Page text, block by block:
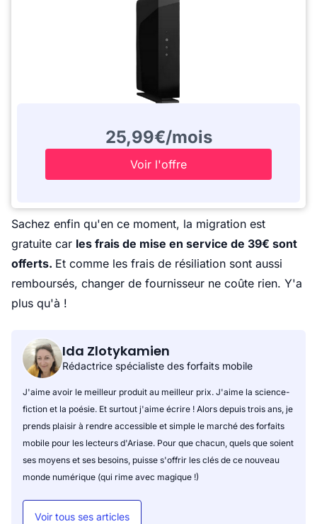
25,99€/mois
Voir l'offre
Sachez enfin qu'en ce moment, la migration est
gratuite car les frais de mise en service de 39€ sont
offerts. Et comme les frais de résiliation sont aussi
remboursés, changer de fournisseur ne coûte rien. Y'a
plus qu'à !
Ida Zlotykamien
Rédactrice spécialiste des forfaits mobile
J'aime avoir le meilleur produit au meilleur prix. J'aime la science-
fiction et la poésie. Et surtout j'aime écrire ! Alors depuis trois ans, je
prends plaisir à rendre accessible et simple le marché des forfaits
mobile pour les lecteurs d'Ariase. Pour que chacun, quels que soient
ses moyens et ses besoins, puisse s'offrir les clés de ce nouveau
monde numérique (qui rime avec magique !)
Voir tous ses articles